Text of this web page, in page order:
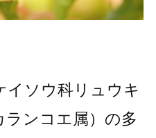
イソウ科リュウキ
ンコエ属）の多